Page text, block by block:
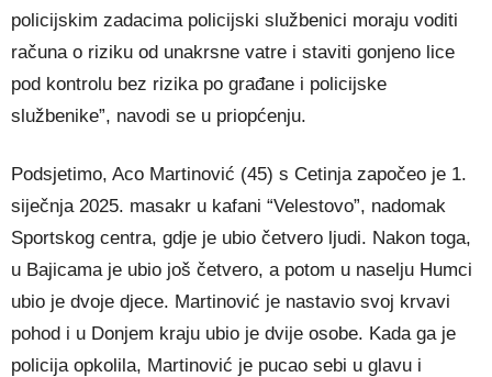
policijskim zadacima policijski službenici moraju voditi
računa o riziku od unakrsne vatre i staviti gonjeno lice
pod kontrolu bez rizika po građane i policijske
službenike”, navodi se u priopćenju.
Podsjetimo, Aco Martinović (45) s Cetinja započeo je 1.
siječnja 2025. masakr u kafani “Velestovo”, nadomak
Sportskog centra, gdje je ubio četvero ljudi. Nakon toga,
u Bajicama je ubio još četvero, a potom u naselju Humci
ubio je dvoje djece. Martinović je nastavio svoj krvavi
pohod i u Donjem kraju ubio je dvije osobe. Kada ga je
policija opkolila, Martinović je pucao sebi u glavu i